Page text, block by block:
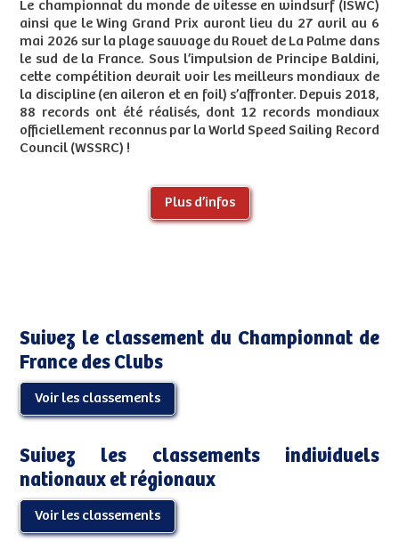
Le championnat du monde de vitesse en windsurf (ISWC)
ainsi que le Wing Grand Prix auront lieu du 27 avril au 6
mai 2026 sur la plage sauvage du Rouet de La Palme dans
le sud de la France. Sous l’impulsion de Principe Baldini,
cette compétition devrait voir les meilleurs mondiaux de
la discipline (en aileron et en foil) s’affronter. Depuis 2018,
88 records ont été réalisés, dont 12 records mondiaux
officiellement reconnus par la World Speed Sailing Record
Council (WSSRC) !
Plus d’infos
Suivez le classement du Championnat de
France des Clubs
Voir les classements
Suivez les classements individuels
nationaux et régionaux
Voir les classements